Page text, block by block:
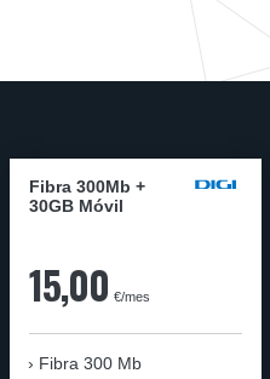
Fibra 300Mb +
30GB Móvil
15,00 €/mes
Fibra 300 Mb